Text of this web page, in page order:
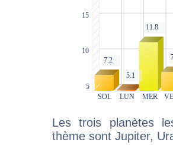
Les trois planètes
thème sont Jupiter,